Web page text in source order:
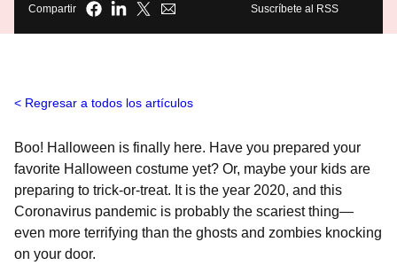
Compartir Suscríbete al RSS
Regresar a todos los artículos
Boo! Halloween is finally here. Have you prepared your
favorite Halloween costume yet? Or, maybe your kids are
preparing to trick-or-treat. It is the year 2020, and this
Coronavirus pandemic is probably the scariest thing—
even more terrifying than the ghosts and zombies knocking
on your door.